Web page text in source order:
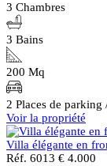
3 Chambres
3 Bains
200 Mq
2 Places de parking
Voir la propriété
Villa élégante en
Réf. 6013 € 4.000